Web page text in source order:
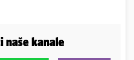
naše kanale